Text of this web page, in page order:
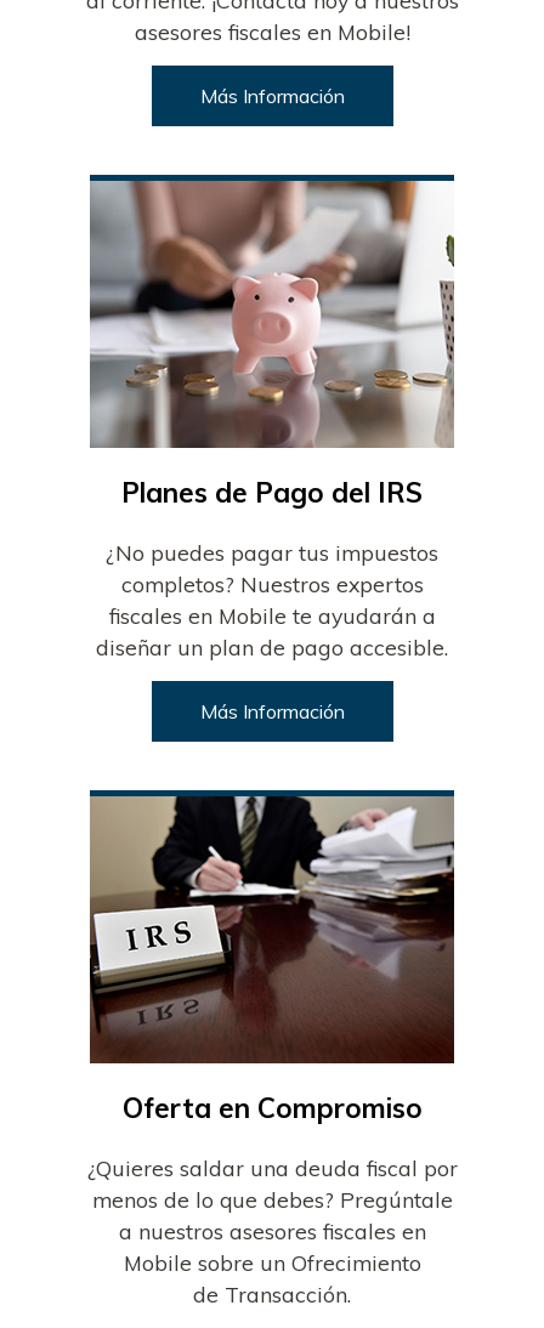
asesores fiscales en Mobile!
Más Información
Planes de Pago del IRS
¿No puedes pagar tus impuestos
completos? Nuestros expertos
fiscales en Mobile te ayudarán a
diseñar un plan de pago accesible.
Más Información
Oferta en Compromiso
¿Quieres saldar una deuda fiscal por
menos de lo que debes? Pregúntale
a nuestros asesores fiscales en
Mobile sobre un Ofrecimiento
de Transacción.